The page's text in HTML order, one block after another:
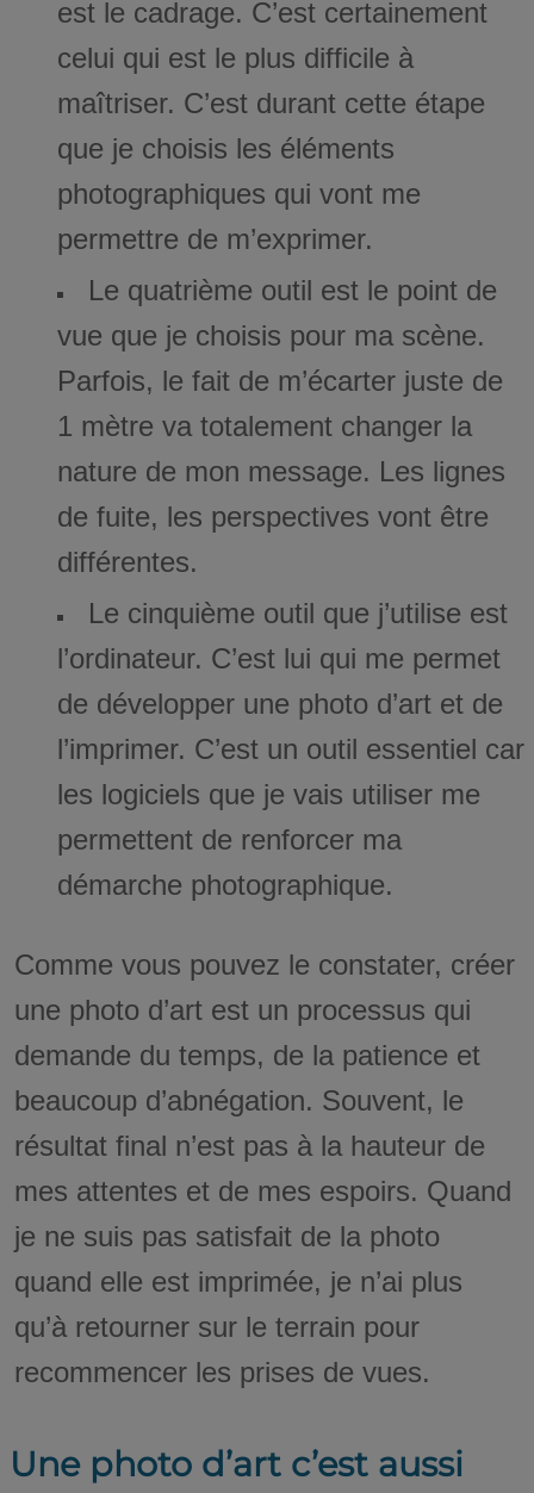
est le cadrage. C’est certainement
celui qui est le plus difficile à
maîtriser. C’est durant cette étape
que je choisis les éléments
photographiques qui vont me
permettre de m’exprimer.
Le quatrième outil est le point de
vue que je choisis pour ma scène.
Parfois, le fait de m’écarter juste de
1 mètre va totalement changer la
nature de mon message. Les lignes
de fuite, les perspectives vont être
différentes.
Le cinquième outil que j’utilise est
l’ordinateur. C’est lui qui me permet
de développer une photo d’art et de
l’imprimer. C’est un outil essentiel car
les logiciels que je vais utiliser me
permettent de renforcer ma
démarche photographique.
Comme vous pouvez le constater, créer
une photo d’art est un processus qui
demande du temps, de la patience et
beaucoup d’abnégation. Souvent, le
résultat final n’est pas à la hauteur de
mes attentes et de mes espoirs. Quand
je ne suis pas satisfait de la photo
quand elle est imprimée, je n’ai plus
qu’à retourner sur le terrain pour
recommencer les prises de vues.
Une photo d’art c’est aussi